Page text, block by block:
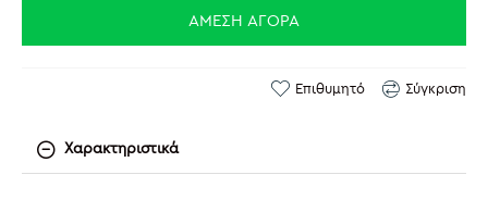
ΆΜΕΣΗ ΑΓΟΡΆ
Επιθυμητό Σύγκριση
Χαρακτηριστικά